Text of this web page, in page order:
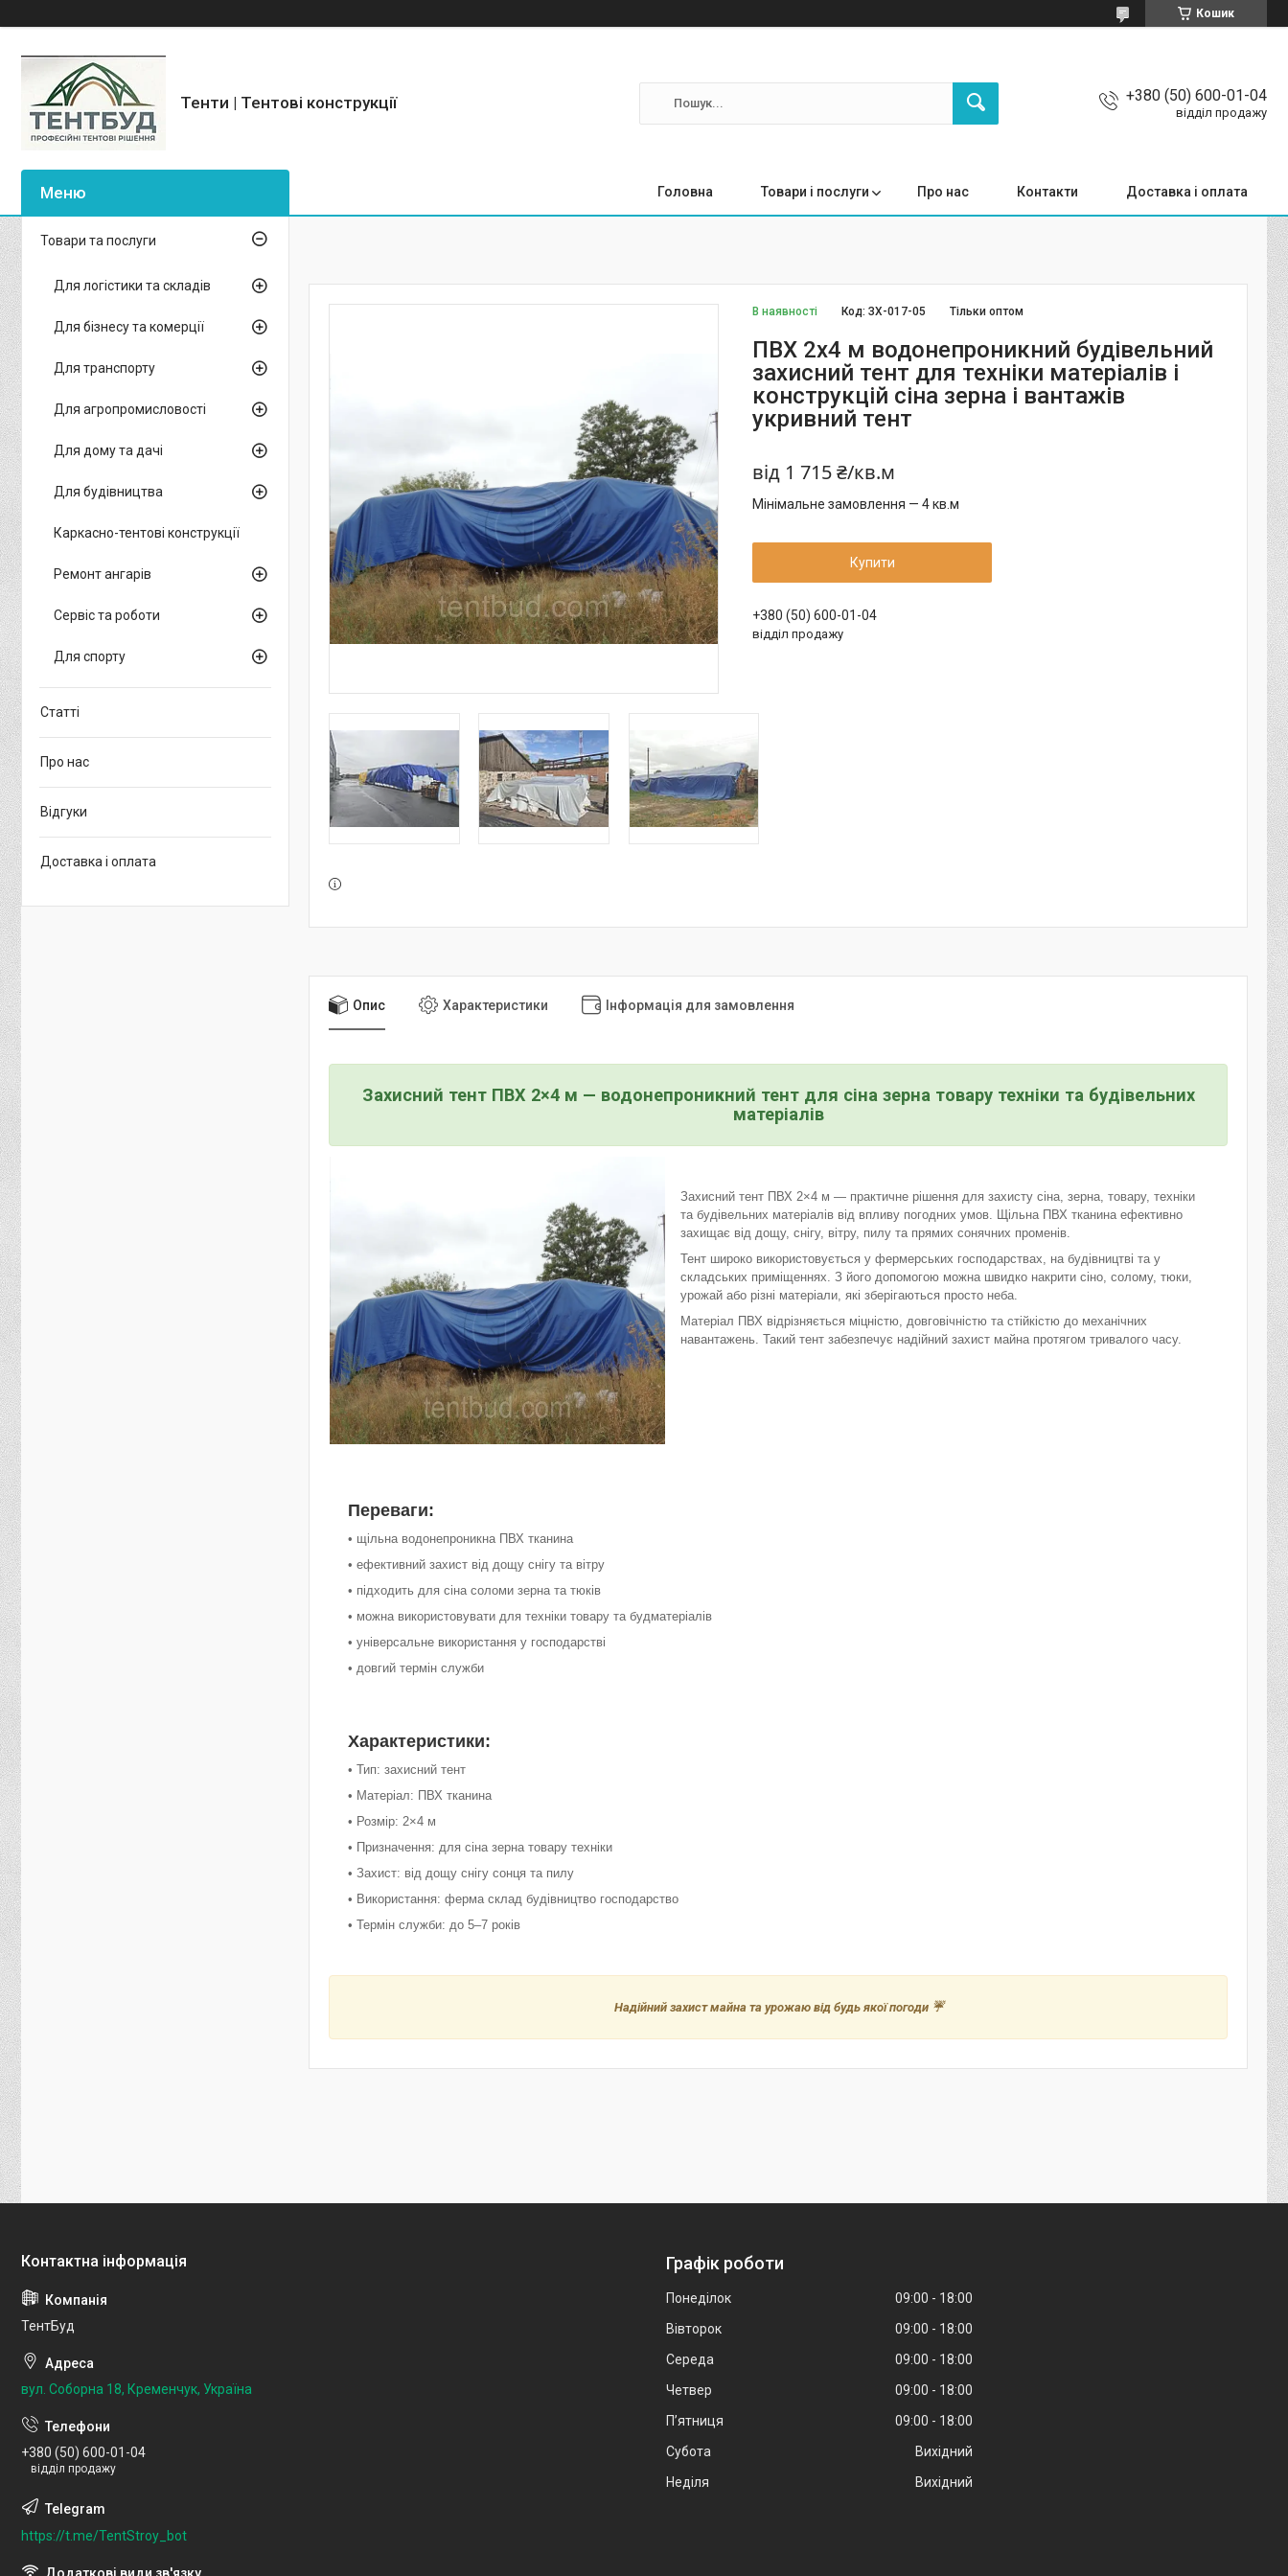
Кошик
Тенти | Тентові конструкції +380 (50) 600-01-04
відділ продажу
Головна Товари і послуги Про нас Контакти Доставка і оплата
В наявності Тільки оптом
Код:ЗХ-017-05
ПВХ 2х4 м водонепроникний будівельний
захисний тент для техніки матеріалів і
конструкцій сіна зерна і вантажів
укривний тент
від 1 715 ₴/кв.м
Мінімальне замовлення — 4 кв.м
Купити
+380 (50) 600-01-04
відділ продажу
Опис Характеристики Інформація для замовлення
Захисний тент ПВХ 2×4 м — водонепроникний тент для сіна зерна товару техніки та будівельних
матеріалів
Захисний тент ПВХ 2×4 м — практичне рішення для захисту сіна, зерна, товару, техніки
та будівельних матеріалів від впливу погодних умов. Щільна ПВХ тканина ефективно
захищає від дощу, снігу, вітру, пилу та прямих сонячних променів.
Тент широко використовується у фермерських господарствах, на будівництві та у
складських приміщеннях. З його допомогою можна швидко накрити сіно, солому, тюки,
урожай або різні матеріали, які зберігаються просто неба.
Матеріал ПВХ відрізняється міцністю, довговічністю та стійкістю до механічних
навантажень. Такий тент забезпечує надійний захист майна протягом тривалого часу.
Переваги:
• щільна водонепроникна ПВХ тканина
• ефективний захист від дощу снігу та вітру
• підходить для сіна соломи зерна та тюків
• можна використовувати для техніки товару та будматеріалів
• універсальне використання у господарстві
• довгий термін служби
Характеристики:
• Тип: захисний тент
• Матеріал: ПВХ тканина
• Розмір: 2×4 м
• Призначення: для сіна зерна товару техніки
• Захист: від дощу снігу сонця та пилу
• Використання: ферма склад будівництво господарство
• Термін служби: до 5–7 років
Надійний захист майна та урожаю від будь якої погоди ☔
Товари та послуги
Для логістики та складів
Для бізнесу та комерції
Для транспорту
Для агропромисловості
Для дому та дачі
Для будівництва
Каркасно-тентові конструкції
Ремонт ангарів
Сервіс та роботи
Для спорту
Статті
Про нас
Відгуки
Доставка і оплата
ТентБуд
вул. Соборна 18, Кременчук, Україна
+380 (50) 600-01-04
відділ продажу
https://t.me/TentStroy_bot
Графік роботи
Понеділок 09:00
18:00
Вівторок
09:00
18:00
Середа
09:00
18:00
Четвер
09:00
18:00
Пʼятниця
09:00
18:00
Субота
Вихідний
Неділя
Вихідний